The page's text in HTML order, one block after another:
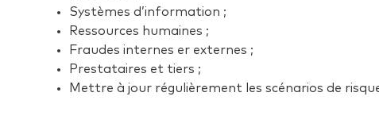
Systèmes d’information ;
Ressources humaines ;
Fraudes internes er externes ;
Prestataires et tiers ;
Mettre à jour régulièrement les scénarios de